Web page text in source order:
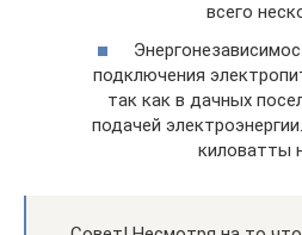
всего
подключения
так как в дачных
подачей
киловатты